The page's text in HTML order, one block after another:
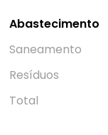
Abastecimento
Saneamento
Resí­duos
Total